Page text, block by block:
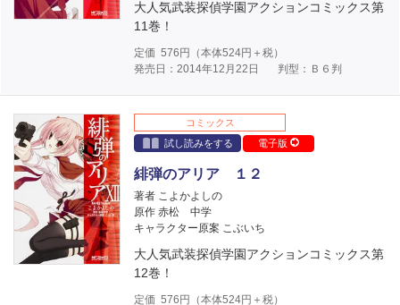
大人気武装探偵学園アクションコミックス第
11巻！
定価 576 円（本体524円＋税）
発売日：2014年12月22日
判型：Ｂ６判
コミックス
試し読みをする
電子版
緋弾のアリア １２
著者 こよかよしの
原作 赤松 中学
キャラクター原案 こぶいち
大人気武装探偵学園アクションコミックス第
12巻！
定価 576 円（本体524円＋税）